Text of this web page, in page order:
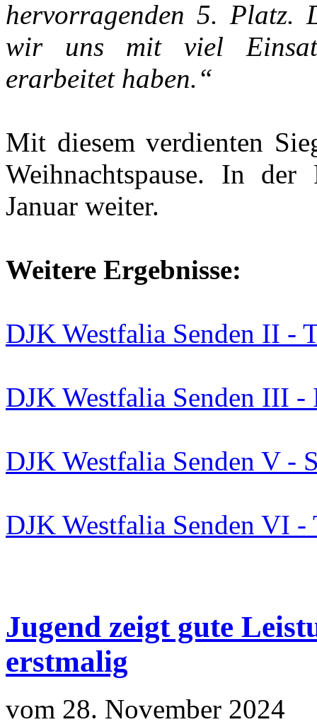
hervorragenden 5. Platz.
wir uns mit viel
erarbeitet haben.“
Mit diesem verdienten
Weihnachtspause. In
Januar weiter.
Weitere Ergebnisse:
DJK Westfalia Senden II -
DJK Westfalia Senden III
DJK Westfalia Senden V -
DJK Westfalia Senden VI -
Jugend zeigt gute
erstmalig
vom 28. November 2024